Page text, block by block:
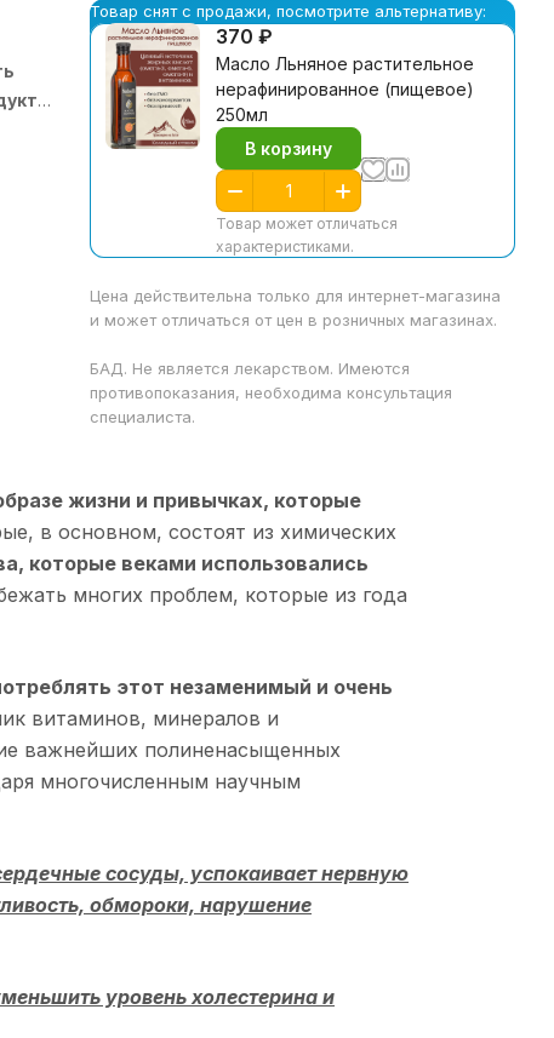
Товар снят с продажи, посмотрите альтернативу:
370 ₽
Масло Льняное растительное
нерафинированное (пищевое)
250мл
В корзину
Товар может отличаться
характеристиками.
Цена действительна только для интернет-магазина
и может отличаться от цен в розничных магазинах.
БАД. Не является лекарством. Имеются
противопоказания, необходима консультация
специалиста.
жизни и привычках, которые
в основном, состоят из химических
которые веками использовались
многих проблем, которые из года
этот незаменимый и очень
витаминов, минералов и
важнейших полиненасыщенных
многочисленным научным
сосуды, успокаивает нервную
обмороки, нарушение
уровень холестерина и